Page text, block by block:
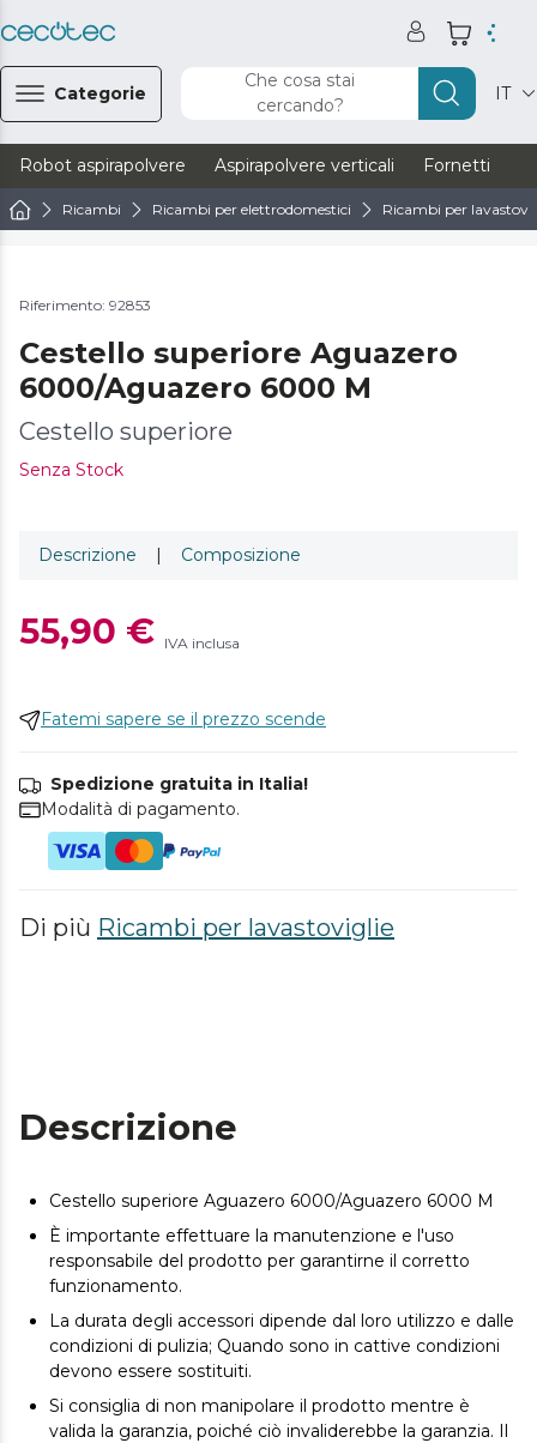
Categorie
Che cosa stai
cercando?
IT
Robot aspirapolvere Aspirapolvere verticali Fornetti
Ricambi Ricambi per elettrodomestici Ricambi per
Riferimento: 92853
Cestello superiore Aguazero
6000/Aguazero 6000 M
Cestello superiore
Senza Stock
Descrizione | Composizione
55,90 € IVA inclusa
Fatemi sapere se il prezzo scende
Spedizione gratuita in Italia!
Modalità di pagamento.
Di più Ricambi per lavastoviglie
Descrizione
Cestello superiore Aguazero 6000/Aguazero 6000 M
È importante effettuare la manutenzione e l'uso
responsabile del prodotto per garantirne il corretto
funzionamento.
La durata degli accessori dipende dal loro utilizzo e dalle
condizioni di pulizia; Quando sono in cattive condizioni
devono essere sostituiti.
Si consiglia di non manipolare il prodotto mentre è
valida la garanzia, poiché ciò invaliderebbe la garanzia. Il